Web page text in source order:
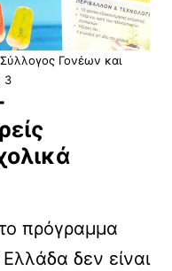
Γονέων και
3
πρόγραμμα
δεν είναι